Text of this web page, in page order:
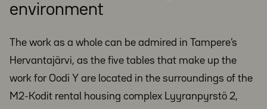
environment
The work as a whole can be admired in Tampere’s
Hervantajärvi, as the five tables that make up the
work for Oodi Y are located in the surroundings of the
M2-Kodit rental housing complex Lyyranpyrstö 2,